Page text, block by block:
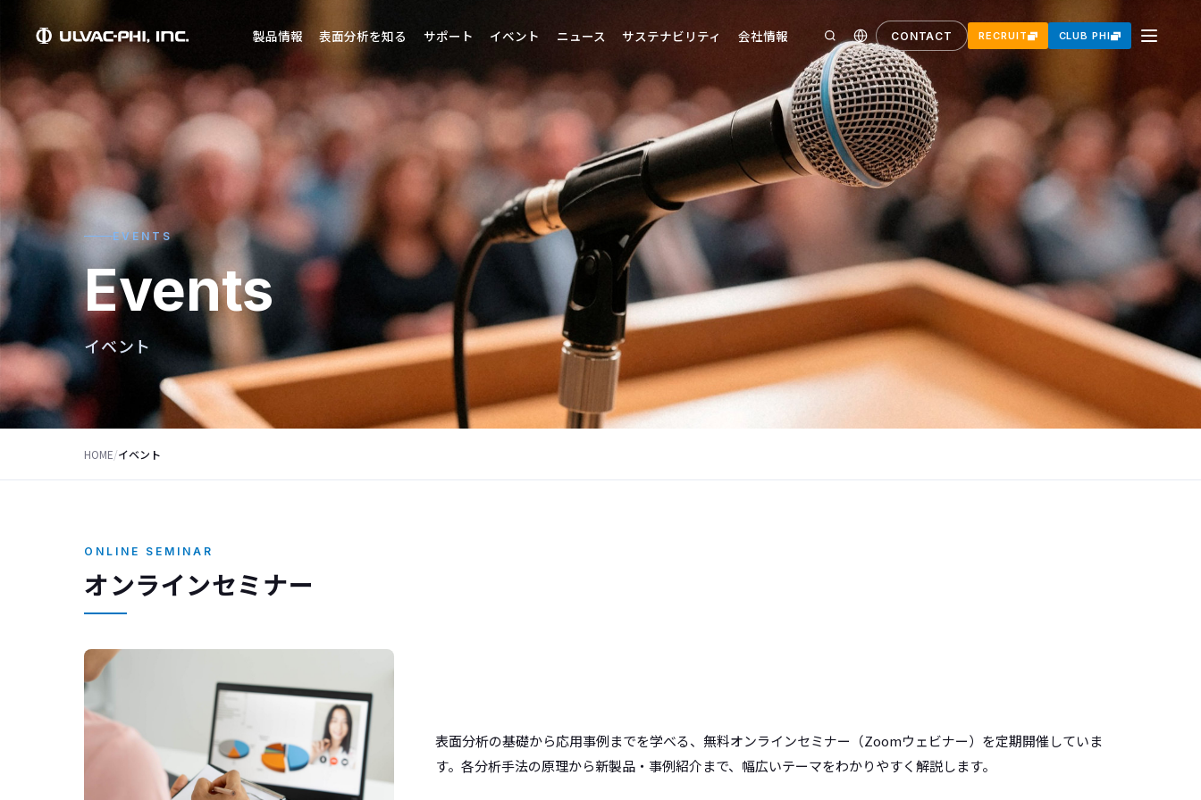
製品情報 表面分析を知る サポート イベント ニュース サステナビリティ 会社情報 CONTACT RECRUIT CLUB PHI
EVENTS
Events
イベント
HOME/イベント
ONLINE SEMINAR
オンラインセミナー
表面分析の基礎から応用事例までを学べる、無料オンラインセミナー（Zoomウェビナー）を定期開催していま
す。各分析手法の原理から新製品・事例紹介まで、幅広いテーマをわかりやすく解説します。